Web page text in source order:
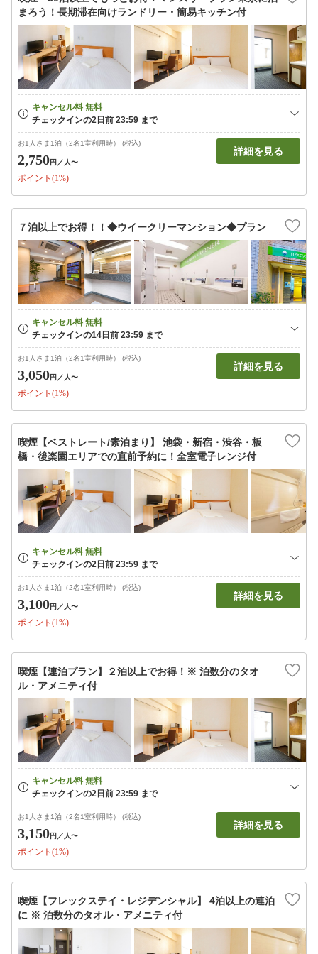
まろう！長期滞在向けランドリー・簡易キッチン付
お1人さま1泊（2名1室利用時） (税込)
2,750円 ／人〜
ポイント(1%)
詳細を見る
７泊以上でお得！！◆ウイークリーマンション◆プラン
お1人さま1泊（2名1室利用時） (税込)
3,050円 ／人〜
ポイント(1%)
詳細を見る
喫煙【ベストレート/素泊まり】 池袋・新宿・渋谷・板
橋・後楽園エリアでの直前予約に！全室電子レンジ付
お1人さま1泊（2名1室利用時） (税込)
3,100円 ／人〜
ポイント(1%)
詳細を見る
喫煙【連泊プラン】２泊以上でお得！※ 泊数分のタオ
ル・アメニティ付
お1人さま1泊（2名1室利用時） (税込)
3,150円 ／人〜
ポイント(1%)
詳細を見る
喫煙【フレックステイ・レジデンシャル】 4泊以上の連泊
に ※ 泊数分のタオル・アメニティ付